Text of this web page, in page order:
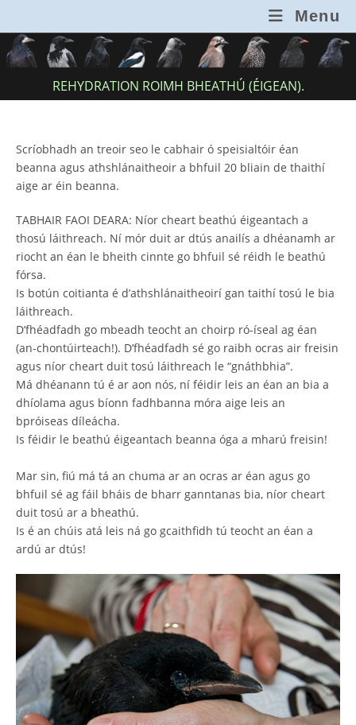
content
Menu
REHYDRATION ROIMH BHEATHÚ (ÉIGEAN).
Scríobhadh an treoir seo le cabhair ó speisialtóir éan
beanna agus athshlánaitheoir a bhfuil 20 bliain de thaithí
aige ar éin beanna.
TABHAIR FAOI DEARA: Níor cheart beathú éigeantach a
thosú láithreach. Ní mór duit ar dtús anailís a dhéanamh ar
riocht an éan le bheith cinnte go bhfuil sé réidh le beathú
fórsa.
Is botún coitianta é d’athshlánaitheoirí gan taithí tosú le bia
láithreach.
D’fhéadfadh go mbeadh teocht an choirp ró-íseal ag éan
(an-chontúirteach!). D’fhéadfadh sé go raibh ocras air freisin
agus níor cheart duit tosú láithreach le “gnáthbhia”.
Má dhéanann tú é ar aon nós, ní féidir leis an éan an bia a
dhíolama agus bíonn fadhbanna móra aige leis an
bpróiseas díleácha.
Is féidir le beathú éigeantach beanna óga a mharú freisin!
Mar sin, fiú má tá an chuma ar an ocras ar éan agus go
bhfuil sé ag fáil bháis de bharr ganntanas bia, níor cheart
duit tosú ar a bheathú.
Is é an chúis atá leis ná go gcaithfidh tú teocht an éan a
ardú ar dtús!